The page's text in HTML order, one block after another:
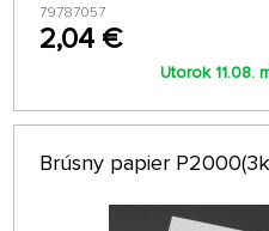
79787057
2,04 €
Utorok 11.08.
Brúsny papier